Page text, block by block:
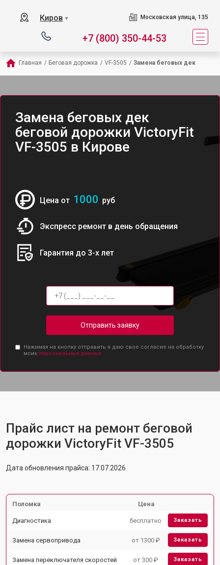
Киров ▼ Московская улица, 135
+7 (800) 350-44-53
Главная / Беговая дорожка / VF-3505 / Замена беговых дек
Замена беговых дек
беговой дорожки VictoryFit
VF-3505 в Кирове
Цена от 1000 руб
Экспресс ремонт в день обращения
Гарантия до 3-х лет
Отправить заявку
Нажимая на кнопку отправить я даю свое согласие на обработку
моих персональных данных.
Прайс лист на ремонт беговой
дорожки VictoryFit VF-3505
Дата обновления прайса: 17.07.2026
Поломка Цена
Диагностика бесплатно Заказать
Замена сервопривода от 1300 ₽ Заказать
Замена переключателя скоростей от 300 ₽ Заказать